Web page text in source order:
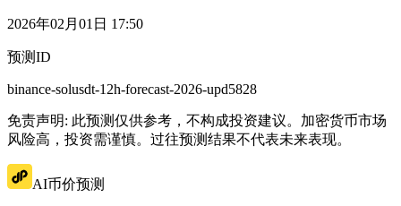
2026年02月01日 17:50
预测ID
binance-solusdt-12h-forecast-2026-upd5828
免责声明: 此预测仅供参考，不构成投资建议。加密货币市场
风险高，投资需谨慎。过往预测结果不代表未来表现。
AI币价预测